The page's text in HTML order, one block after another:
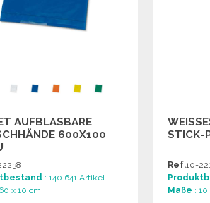
AUFBLASBARE
600X100
: 140 641 Artikel
x 10 cm
TICK-
Ref.10-
Maße :